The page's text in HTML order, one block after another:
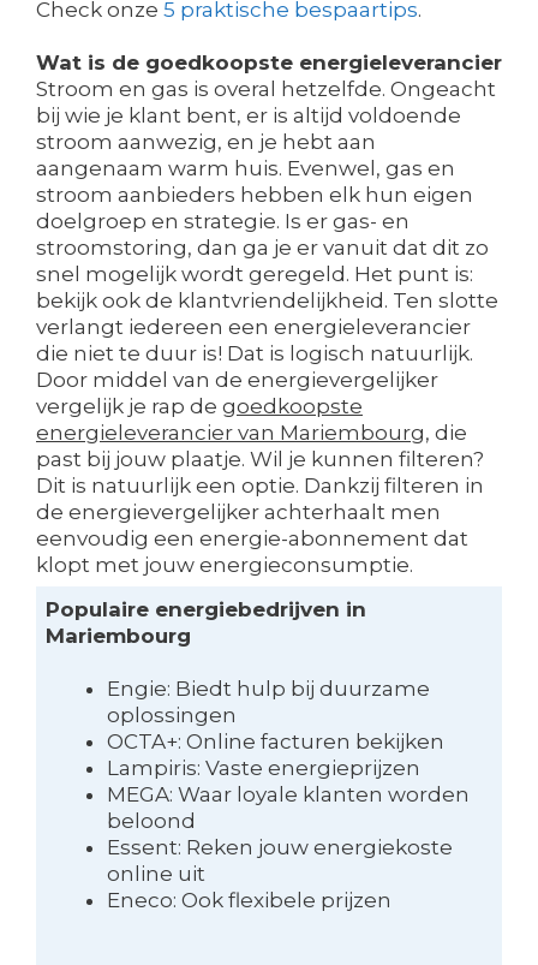
Check onze 5 praktische bespaartips.
Wat is de goedkoopste energieleverancier
Stroom en gas is overal hetzelfde. Ongeacht
bij wie je klant bent, er is altijd voldoende
stroom aanwezig, en je hebt aan
aangenaam warm huis. Evenwel, gas en
stroom aanbieders hebben elk hun eigen
doelgroep en strategie. Is er gas- en
stroomstoring, dan ga je er vanuit dat dit zo
snel mogelijk wordt geregeld. Het punt is:
bekijk ook de klantvriendelijkheid. Ten slotte
verlangt iedereen een energieleverancier
die niet te duur is! Dat is logisch natuurlijk.
Door middel van de energievergelijker
vergelijk je rap de goedkoopste
energieleverancier van Mariembourg, die
past bij jouw plaatje. Wil je kunnen filteren?
Dit is natuurlijk een optie. Dankzij filteren in
de energievergelijker achterhaalt men
eenvoudig een energie-abonnement dat
klopt met jouw energieconsumptie.
Populaire energiebedrijven in
Mariembourg
Engie: Biedt hulp bij duurzame
oplossingen
OCTA+: Online facturen bekijken
Lampiris: Vaste energieprijzen
MEGA: Waar loyale klanten worden
beloond
Essent: Reken jouw energiekoste
online uit
Eneco: Ook flexibele prijzen